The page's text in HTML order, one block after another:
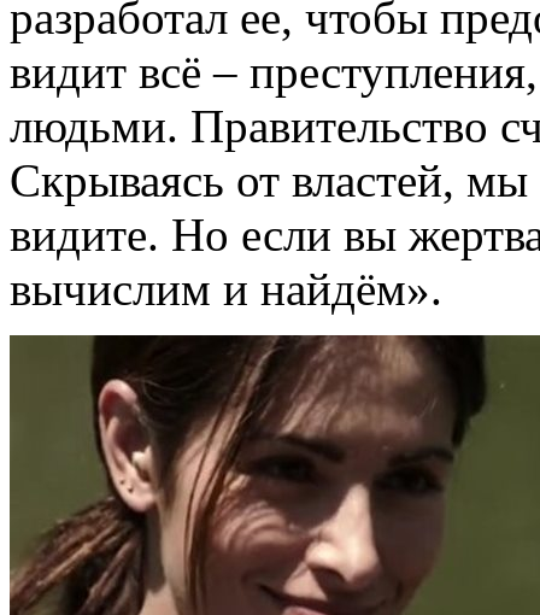
разработал ее, чтобы
видит всё –
людьми. Правительство
Скрываясь от властей,
видите. Но если вы
вычислим и найдём».